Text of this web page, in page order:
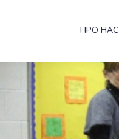
ПРО НАС